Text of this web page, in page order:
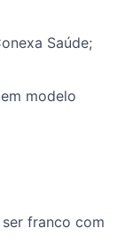
Saúde;
modelo
franco com